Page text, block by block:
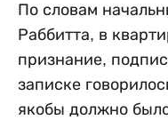
По словам
Раббитта, в
признание,
записке
якобы должно